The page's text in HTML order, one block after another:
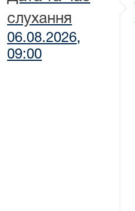
слухання
06.08.2026,
09:00